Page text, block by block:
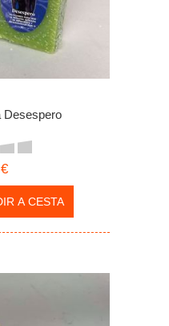
Desespero